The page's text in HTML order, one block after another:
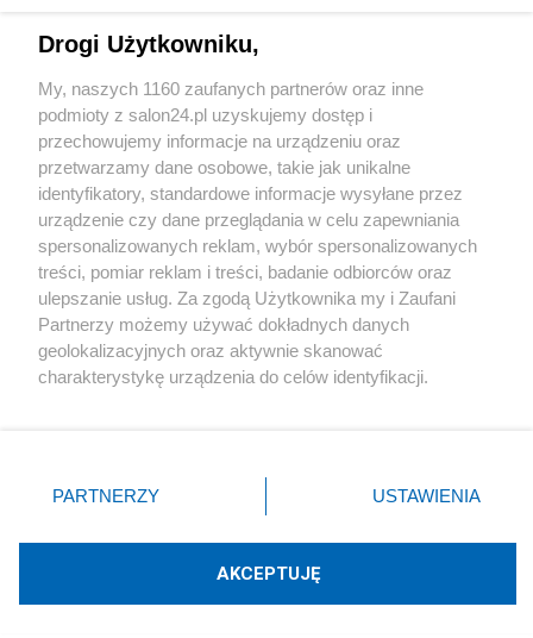
Sport
Społeczeństwo
Kultura
X Facebook Instagram Youtube
Technologię dostarcza:W3media.pl
Drogi Użytkowniku,
My, naszych 1160 zaufanych partnerów oraz inne
podmioty z salon24.pl uzyskujemy dostęp i
przechowujemy informacje na urządzeniu oraz
przetwarzamy dane osobowe, takie jak unikalne
identyfikatory, standardowe informacje wysyłane przez
urządzenie czy dane przeglądania w celu zapewniania
spersonalizowanych reklam, wybór spersonalizowanych
treści, pomiar reklam i treści, badanie odbiorców oraz
ulepszanie usług. Za zgodą Użytkownika my i Zaufani
Partnerzy możemy używać dokładnych danych
geolokalizacyjnych oraz aktywnie skanować
charakterystykę urządzenia do celów identyfikacji.
zmienić/wycofać klikając przycisk ustawień prywatności
znajdujący się w lewym dolnym rogu strony
rodzaje przetwarzania danych nie wymagają zgody
użytkownika, ale masz prawo sprzeciwić się takiemu
PARTNERZY USTAWIENIA
AKCEPTUJĘ